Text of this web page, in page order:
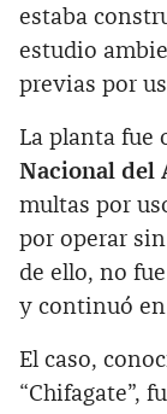
estaba
estudio
previas por
La planta fue
Nacional del
multas por
por operar
de ello, no
y continuó
El caso,
“Chifagate”,